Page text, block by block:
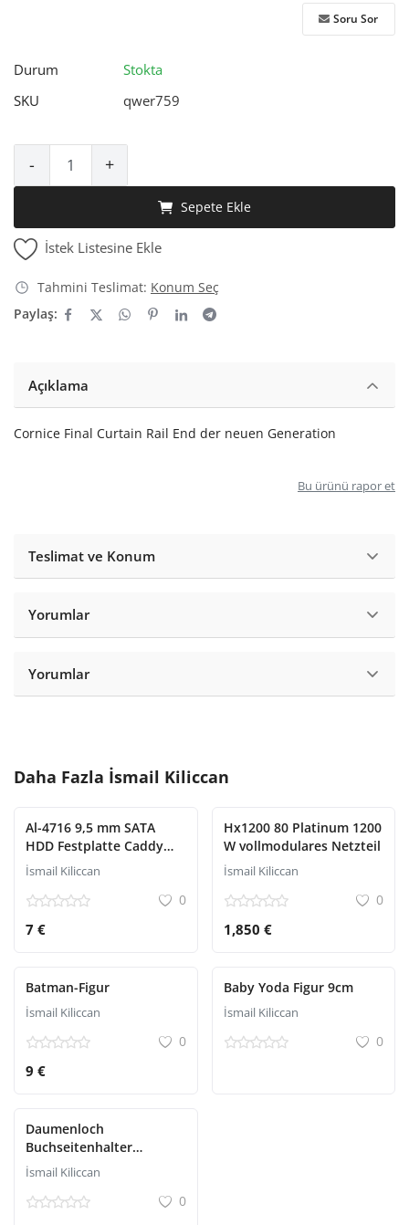
Soru Sor
Durum
Stokta
SKU
qwer759
- +
Sepete Ekle
İstek Listesine Ekle
Tahmini Teslimat: Konum Seç
Paylaş:
Açıklama
Cornice Final Curtain Rail End der neuen Generation
Bu ürünü rapor et
Teslimat ve Konum
Yorumlar
Yorumlar
Daha Fazla İsmail Kiliccan
Al-4716 9,5 mm SATA
HDD Festplatte Caddy
Schlitten Box Laptop SSD
Installation
İsmail Kiliccan
0
7 €
Hx1200 80 Platinum 1200
W vollmodulares Netzteil
İsmail Kiliccan
0
1,850 €
Batman-Figur
İsmail Kiliccan
0
9 €
Baby Yoda Figur 9cm
İsmail Kiliccan
0
Daumenloch
Buchseitenhalter
Lesegerät
İsmail Kiliccan
0